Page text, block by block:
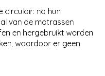
circulair: na hun
van de matrassen
en hergebruikt worden
waardoor er geen